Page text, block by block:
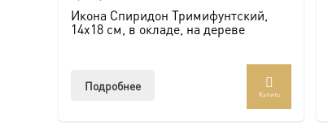
Икона Спиридон Тримифунтский,
14х18 см, в окладе, на дереве
Подробнее
Купить